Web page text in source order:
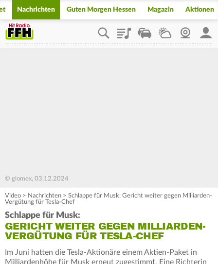
Nachrichten Guten Morgen Hessen Magazin Aktionen
PlaylistStaupilotWetterWebcam
© glomex, 03.12.2024
Video > Nachrichten > Schlappe für Musk: Gericht weiter gegen Milliarden-
Vergütung für Tesla-Chef
Schlappe für Musk:
GERICHT WEITER GEGEN MILLIARDEN-
VERGÜTUNG FÜR TESLA-CHEF
Im Juni hatten die Tesla-Aktionäre einem Aktien-Paket in
Milliardenhöhe für Musk erneut zugestimmt. Eine Richterin